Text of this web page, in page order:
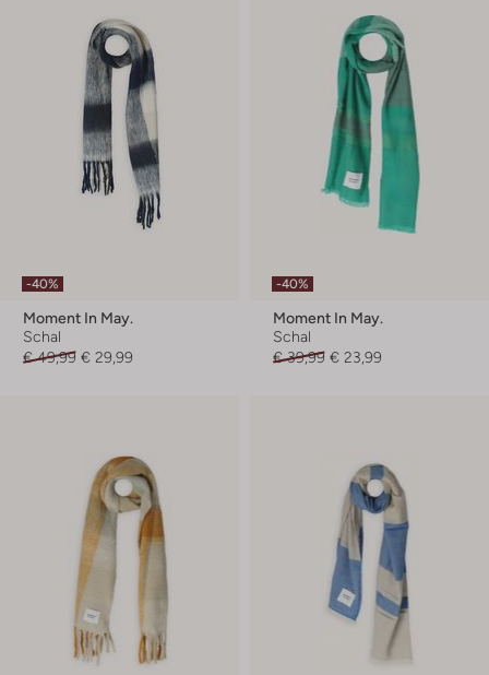
-40%
Moment In May.
Schal
€ 49,99 € 29,99
-40%
Moment In May.
Schal
€ 39,99 € 23,99